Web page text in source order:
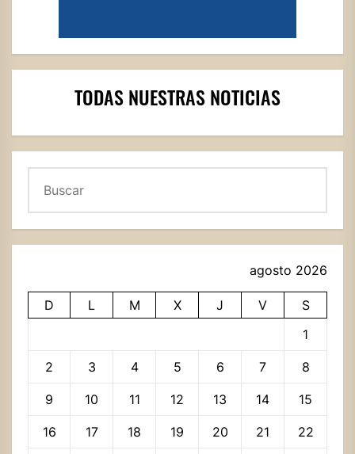
TODAS NUESTRAS NOTICIAS
agosto 2026
D L M X J V
S
1
2 3 4 5 6 7 8
9 10 11 12 13 14 15
16 17 18 19 20 21 22